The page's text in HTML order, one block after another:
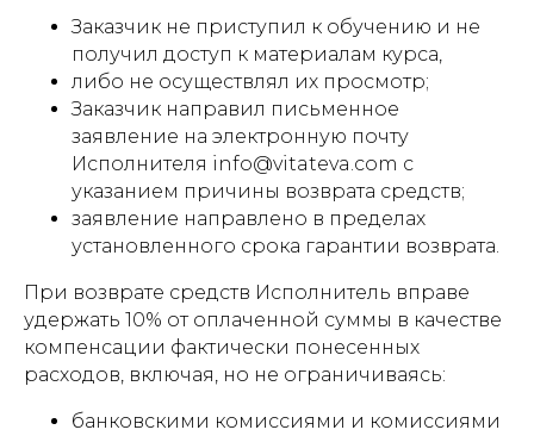
Заказчик не приступил к обучению и не
получил доступ к материалам курса,
либо не осуществлял их просмотр;
Заказчик направил письменное
заявление на электронную почту
Исполнителя info@vitateva.com с
указанием причины возврата средств;
заявление направлено в пределах
установленного срока гарантии возврата.
При возврате средств Исполнитель вправе
удержать 10% от оплаченной суммы в качестве
компенсации фактически понесенных
расходов, включая, но не ограничиваясь:
банковскими комиссиями и комиссиями